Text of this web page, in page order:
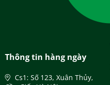
Thông tin hàng ngày
Cs1: Số 123, Xuân Thủy,